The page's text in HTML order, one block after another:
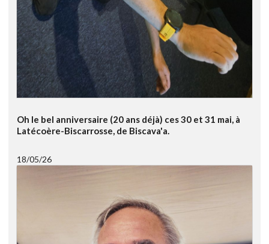
Oh le bel anniversaire (20 ans déjà) ces 30 et 31 mai, à
Latécoère-Biscarrosse, de Biscava'a.
18/05/26